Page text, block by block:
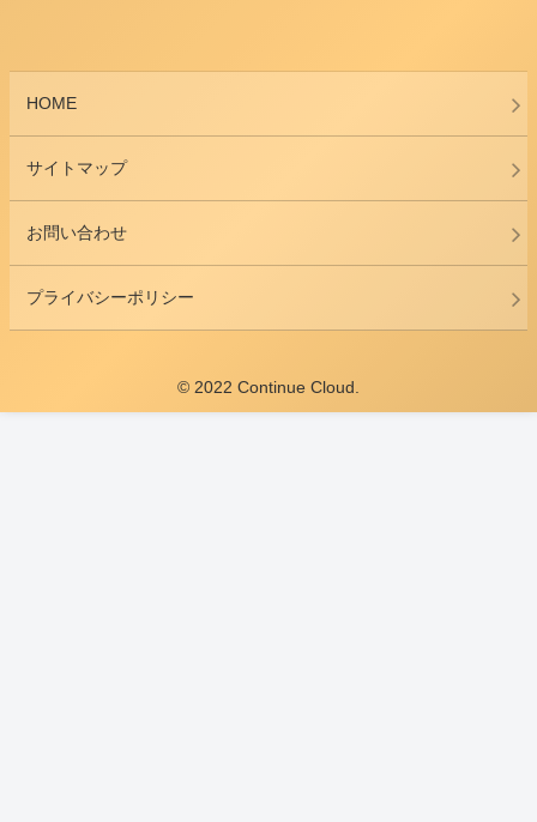
HOME
サイトマップ
お問い合わせ
プライバシーポリシー
© 2022 Continue Cloud.